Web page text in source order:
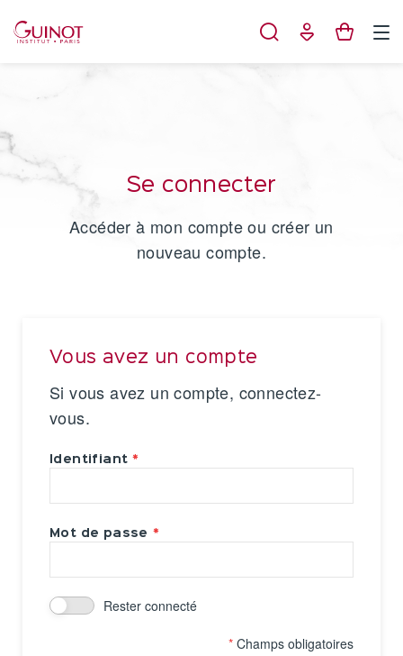
Se connecter
Accéder à mon compte ou créer un
nouveau compte.
Vous avez un compte
Si vous avez un compte, connectez-
vous.
Identifiant
Mot de passe
Rester connecté
* Champs obligatoires